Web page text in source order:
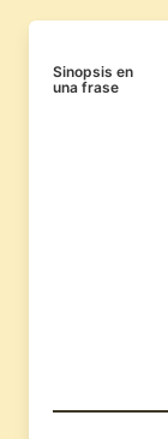
Sinopsis en
una frase